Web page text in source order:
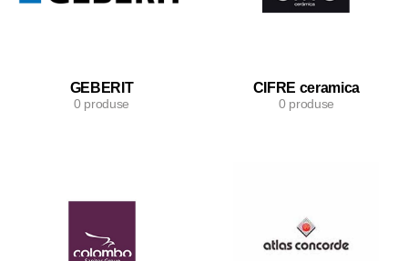
GEBERIT
0 produse
CIFRE ceramica
0 produse